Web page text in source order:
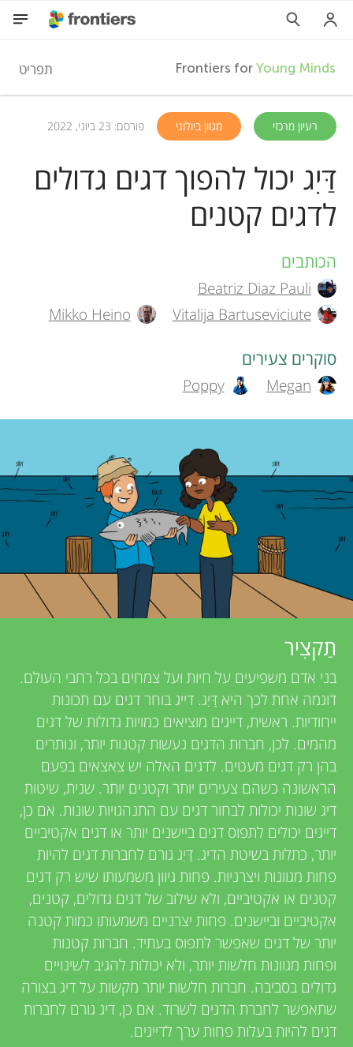
F
r
o
n
t
i
e
r
f
o
Y
o
u
n
g
M
n
d
s
Frontiers forYoung Minds תפריט
השתתפות
אודות
רעיון מרכזי מגוון ביולוגי פורסם: 23 ביוני, 2022
דַּיִג יכול להפוך דגים גדולים
לדגים קטנים
A
u
h
o
s
a
n
r
e
v
i
e
w
e
r
s
הכותבים
Beatriz Diaz Pauli
Vitalija Bartuseviciute
Mikko Heino
סוקרים צעירים
Megan
Poppy
תַקצִיר
בני אדם משפיעים על חיות ועל צמחים בכל רחבי העולם.
דוגמה אחת לכך היא דַּיִג. דייג בוחר דגים עם תכונות
ייחודיות. ראשית, דייגים מוציאים כמויות גדולות של דגים
מהמים. לכן, חברות הדגים נעשות קטנות יותר, ונותרים
בהן רק דגים מעטים. לדגים האלה יש צאצאים בפעם
הראשונה כשהם צעירים יותר וקטנים יותר. שנית, שיטות
דיג שונות יכולות לבחור דגים עם התנהגויות שונות. אם כן,
דייגים יכולים לתפוס דגים ביישנים יותר או דגים אקטיביים
יותר, כתלות בשיטת הדיג. דַּיִג גורם לחברות דגים להיות
פחות מגוונות ויצרניות. פחות גיוון משמעותו שיש רק דגים
קטנים או אקטיביים, ולא שילוב של דגים גדולים, קטנים,
אקטיביים וביישנים. פחות יצרניים משמעותו כמות קטנה
יותר של דגים שאפשר לתפוס בעתיד. חברות קטנות
ופחות מגוונות חלשות יותר, ולא יכולות להגיב לשינויים
גדולים בסביבה. חברות חלשות יותר מקשות על דיג בצורה
שתאפשר לחברת הדגים לשרוד. אם כן, דיג גורם לחברות
דגים להיות בעלות פחות ערך לדייגים.